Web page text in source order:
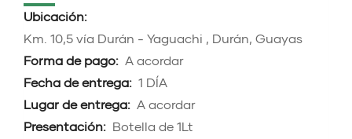
Ubicación:
Km. 10,5 vía Durán - Yaguachi , Durán, Guayas
Forma de pago: A acordar
Fecha de entrega: 1 DÍA
Lugar de entrega: A acordar
Presentación: Botella de 1Lt